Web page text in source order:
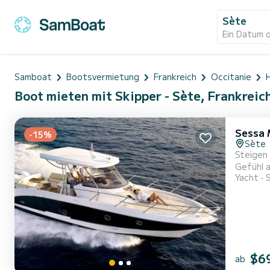
Sète
Ein Datum
Samboat Bootsvermietung Frankreich Occitanie
Boot mieten mit Skipper - Sète,
-15% Sessa
Sète
Steigen
Gefühl
dieses
Yacht
ab